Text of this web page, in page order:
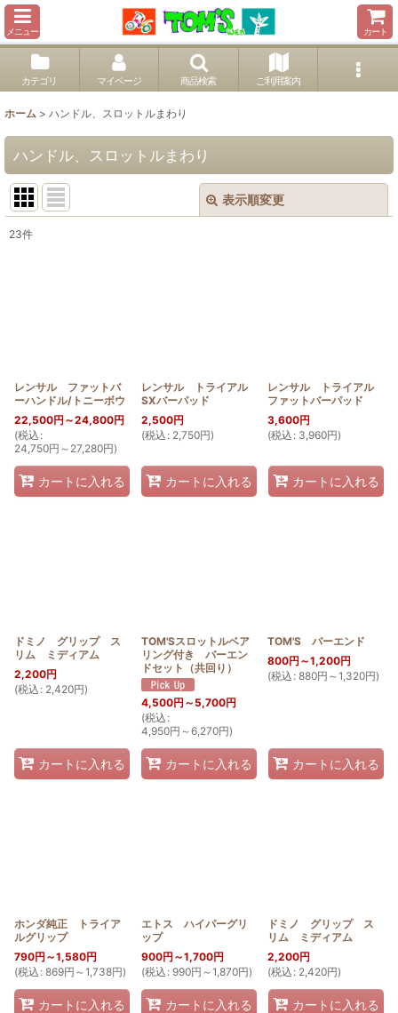
メニュー カート
カテゴリ マイページ 商品検索 ご利用案内
ホーム > ハンドル、スロットルまわり
ハンドル、スロットルまわり
表示順変更
サブカテゴリ
絞り込む
23件
レンサル ファットバ
ーハンドル/トニーボウ
22,500円 ～24,800円
(税込 :
24,750円 ～27,280円)
カートに入れる
レンサル トライアル
SXバーパッド
2,500円
(税込 : 2,750円)
カートに入れる
レンサル トライアル
ファットバーパッド
3,600円
(税込 : 3,960円)
カートに入れる
ドミノ グリップ ス
リム ミディアム
2,200円
(税込 : 2,420円)
カートに入れる
TOM'Sスロットルベア
リング付き バーエン
ドセット（共回り）
4,500円 ～5,700円
(税込 :
4,950円 ～6,270円)
カートに入れる
TOM'S バーエンド
800円 ～1,200円
(税込 : 880円 ～1,320円)
カートに入れる
ホンダ純正 トライア
ルグリップ
790円 ～1,580円
(税込 : 869円 ～1,738円)
カートに入れる
エトス ハイパーグリ
ップ
900円 ～1,700円
(税込 : 990円 ～1,870円)
カートに入れる
ドミノ グリップ ス
リム ミディアム
2,200円
(税込 : 2,420円)
カートに入れる